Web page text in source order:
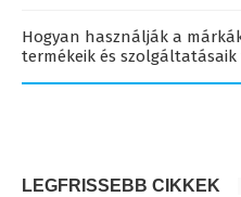
Hogyan használják a
termékeik és szolgáltatásaik
LEGFRISSEBB CIKKEK